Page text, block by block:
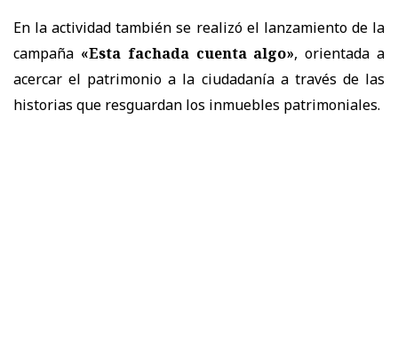
En la actividad también se realizó el lanzamiento de la
campaña «Esta fachada cuenta algo», orientada a
acercar el patrimonio a la ciudadanía a través de las
historias que resguardan los inmuebles patrimoniales.